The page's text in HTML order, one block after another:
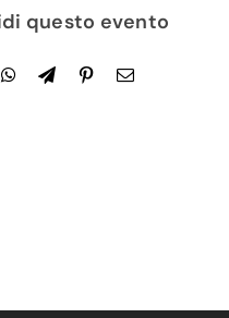
questo evento